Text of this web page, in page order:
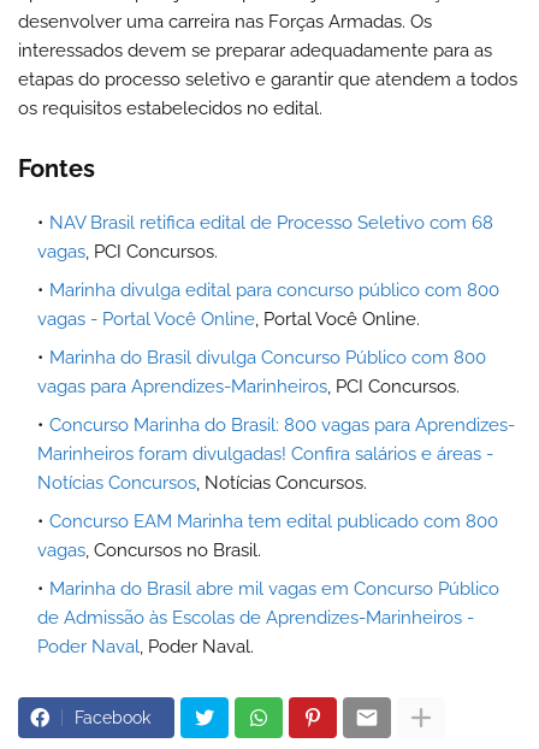
desenvolver uma carreira nas Forças Armadas. Os
interessados devem se preparar adequadamente para as
etapas do processo seletivo e garantir que atendem a todos
os requisitos estabelecidos no edital.
Fontes
NAV Brasil retifica edital de Processo Seletivo com 68
vagas, PCI Concursos.
Marinha divulga edital para concurso público com 800
vagas - Portal Você Online, Portal Você Online.
Marinha do Brasil divulga Concurso Público com 800
vagas para Aprendizes-Marinheiros, PCI Concursos.
Concurso Marinha do Brasil: 800 vagas para Aprendizes-
Marinheiros foram divulgadas! Confira salários e áreas -
Notícias Concursos, Notícias Concursos.
Concurso EAM Marinha tem edital publicado com 800
vagas, Concursos no Brasil.
Marinha do Brasil abre mil vagas em Concurso Público
de Admissão às Escolas de Aprendizes-Marinheiros -
Poder Naval, Poder Naval.
Facebook